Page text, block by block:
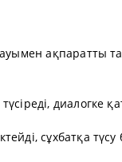
ақпаратты
диалогке
сұхбатқа